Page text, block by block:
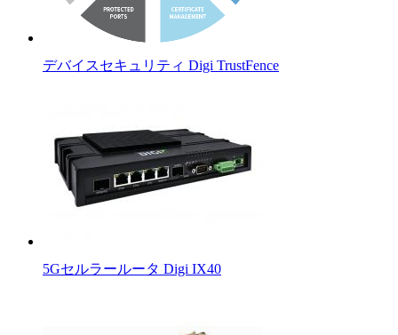
デバイスセキュリティ Digi TrustFence
5Gセルラールータ Digi IX40